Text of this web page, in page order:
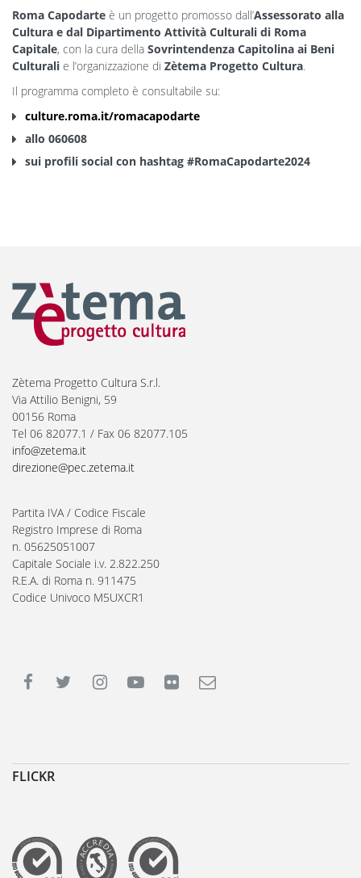
Roma Capodarte è un progetto promosso dall’Assessorato alla
Cultura e dal Dipartimento Attività Culturali di Roma
Capitale, con la cura della Sovrintendenza Capitolina ai Beni
Culturali e l’organizzazione di Zètema Progetto Cultura.
Il programma completo è consultabile su:
culture.roma.it/romacapodarte
allo 060608
sui profili social con hashtag #RomaCapodarte2024
Zètema Progetto Cultura S.r.l.
Via Attilio Benigni, 59
00156 Roma
Tel 06 82077.1 / Fax 06 82077.105
info@zetema.it
direzione@pec.zetema.it
Partita IVA / Codice Fiscale
Registro Imprese di Roma
n. 05625051007
Capitale Sociale i.v. 2.822.250
R.E.A. di Roma n. 911475
Codice Univoco M5UXCR1
FLICKR